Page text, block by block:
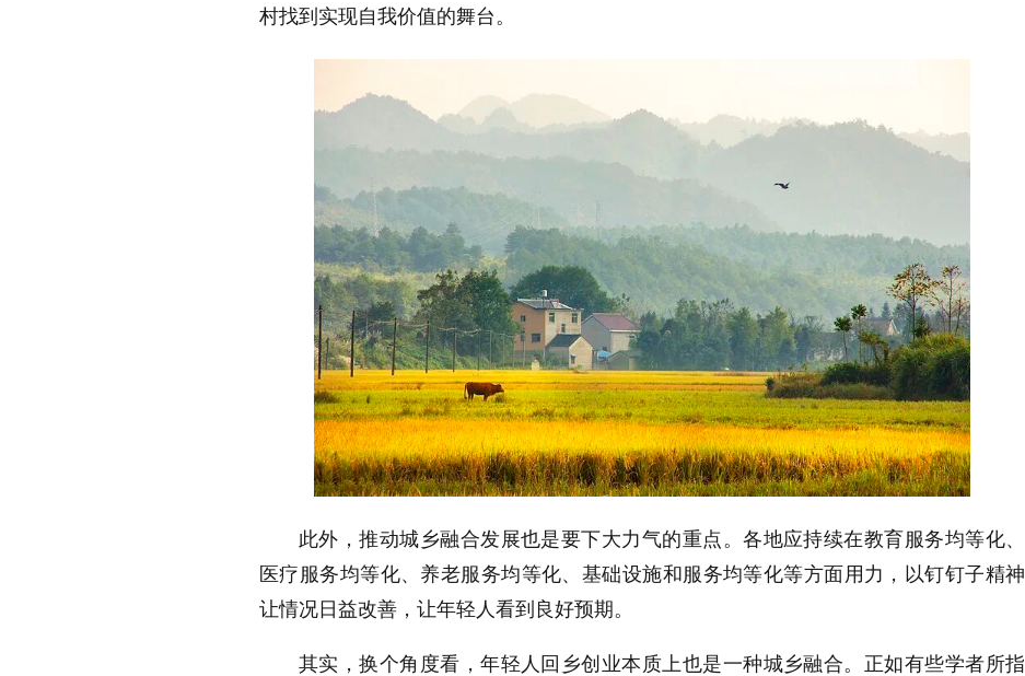
村找到实现自我价值的舞台。
此外，推动城乡融合发展也是要下大力气的重点。各地应持续在教育服务均等化、
医疗服务均等化、养老服务均等化、基础设施和服务均等化等方面用力，以钉钉子精神
让情况日益改善，让年轻人看到良好预期。
其实，换个角度看，年轻人回乡创业本质上也是一种城乡融合。正如有些学者所指